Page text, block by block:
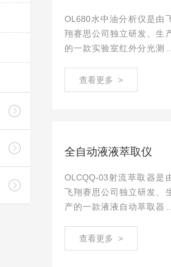
OL680水中油分析仪是由
翔赛思公司独立研发、生
的一款实验室红外分光测油
国家环境保护标准“HJ637-20
18 水质 石油类和动植物油类
查看更多 >
全自动液液萃取仪
OLCQQ-03射流萃取器是
飞翔赛思公司独立研发、
产的一款液液自动萃取器，
自来水、工业废水、生活污
水的液液萃取工作，如水体
查看更多 >